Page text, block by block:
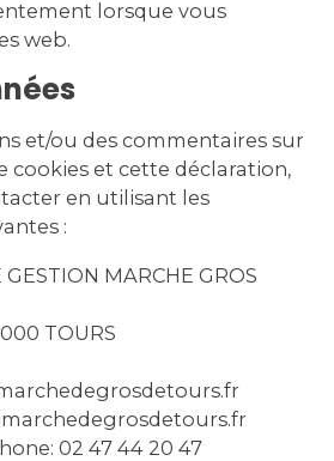
lorsque vous
web.
et/ou des commentaires sur
cookies et cette déclaration,
en utilisant les
:
MARCHE GROS
TOURS
02 47 44 20 47